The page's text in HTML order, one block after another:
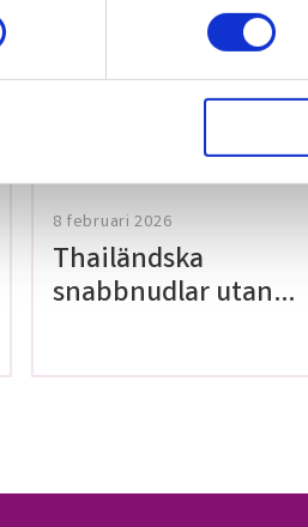
den första att lämna ett
8 februari 2026
Thailändska
snabbnudlar utan